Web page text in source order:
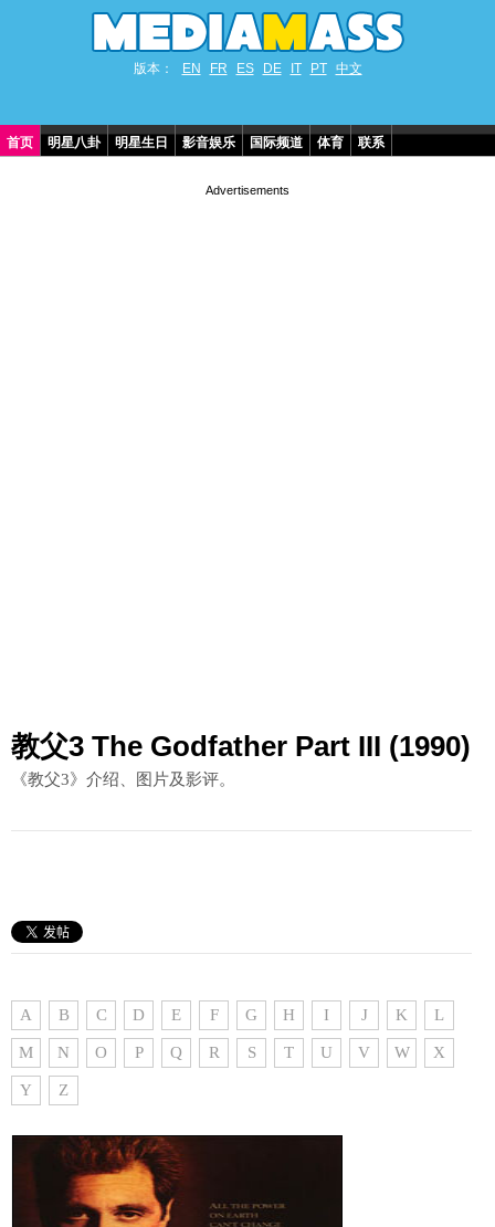
版本： EN FR ES DE IT PT 中文
首页 明星八卦 明星生日 影音娱乐 国际频道 体育 联系
教父3 The Godfather Part III (1990)
《教父3》介绍、图片及影评。
A B C D E F G H I J K L
M N O P Q R S T U V W X
Y Z